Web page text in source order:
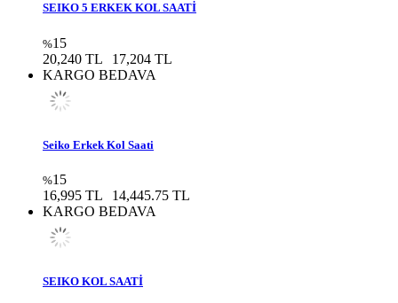
SEIKO 5 ERKEK KOL SAATİ
%15
20,240 TL
17,204 TL
KARGO BEDAVA
Seiko Erkek Kol Saati
%15
16,995 TL
14,445.75 TL
KARGO BEDAVA
SEIKO KOL SAATİ